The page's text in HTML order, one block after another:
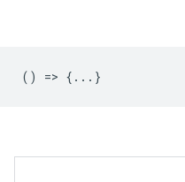
() => {...}